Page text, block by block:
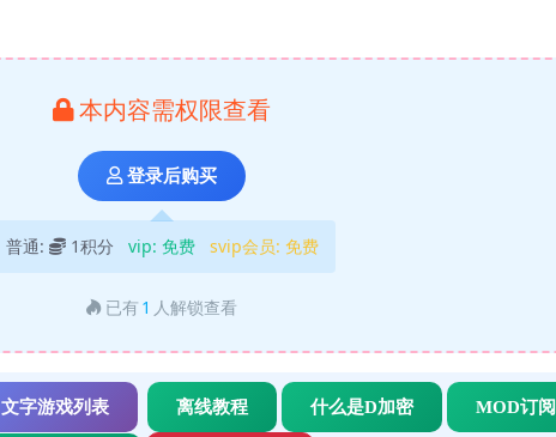
本内容需权限查看
登录后购买
普通: 1积分 vip: 免费 svip会员: 免费
已有 1 人解锁查看
文字游戏列表 离线教程 什么是D加密 MOD订